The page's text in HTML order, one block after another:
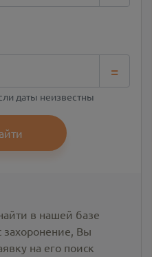
=
даты неизвестны
в нашей базе
Вы
на его поиск